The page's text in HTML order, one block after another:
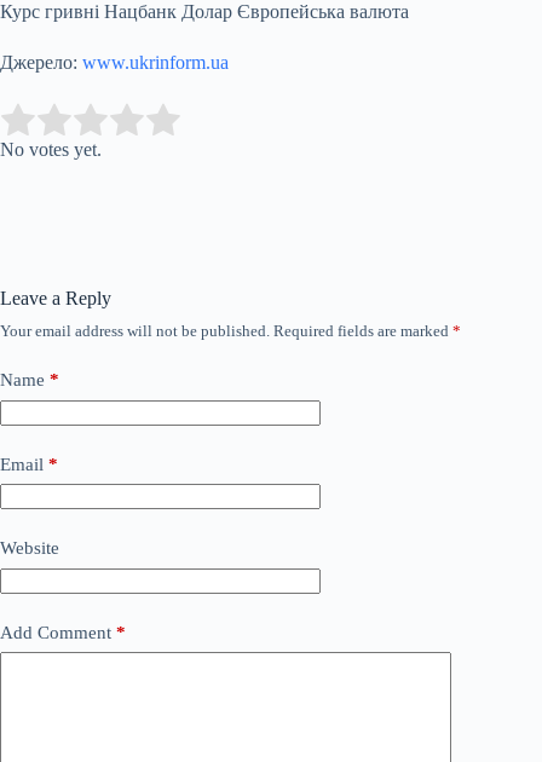
Курс гривні Нацбанк Долар Європейська валюта
Джерело: www.ukrinform.ua
Rate this item:
No votes yet.
Leave a Reply
Your email address will not be published. Required fields are marked *
Name *
Email *
Website
Add Comment *